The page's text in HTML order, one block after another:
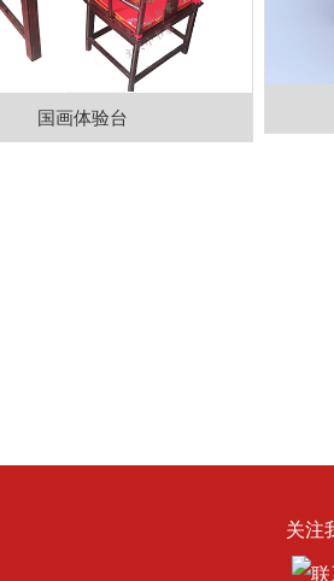
国画体验台
关注